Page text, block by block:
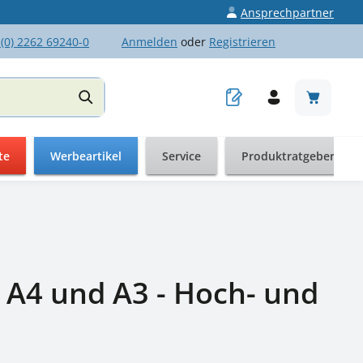
Ansprechpartner
2262 69240-0 Anmelden oder Registrieren
Werbeartikel Service Produktratgeber
und A3 - Hoch- und